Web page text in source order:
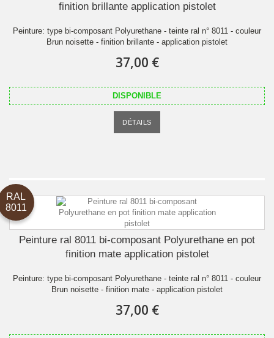
finition brillante application pistolet
Peinture: type bi-composant Polyurethane - teinte ral n° 8011 - couleur
Brun noisette - finition brillante - application pistolet
37,00 €
DISPONIBLE
DÉTAILS
RAL
8011
Peinture ral 8011 bi-composant Polyurethane en pot
finition mate application pistolet
Peinture: type bi-composant Polyurethane - teinte ral n° 8011 - couleur
Brun noisette - finition mate - application pistolet
37,00 €